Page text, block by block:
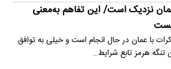
نزدیک است/ این تفاهم به‌معنی
با عمان در حال انجام است و خیلی به توافق
تنگه هرمز تابع شرایط…